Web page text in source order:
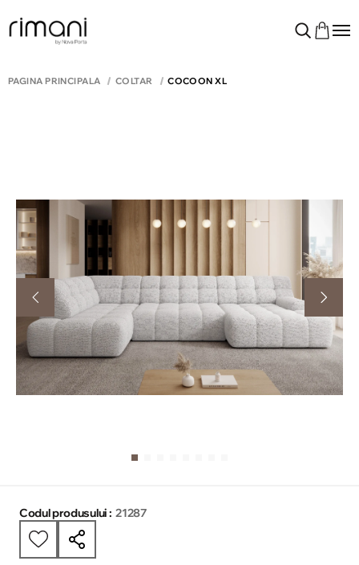
PAGINA PRINCIPALĂ COLTAR COCOON XL
Codul produsului : 21287